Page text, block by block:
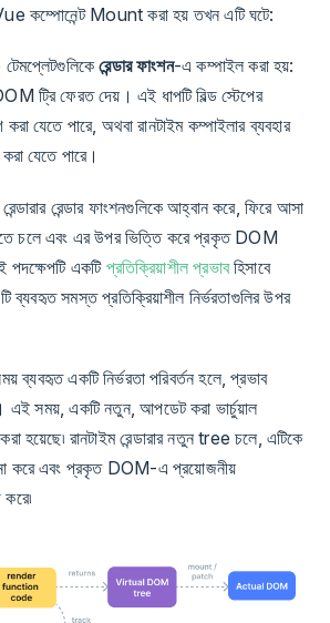
কম্পোনেন্ট Mount করা হয় তখন এটি ঘটে:
রেন্ডার ফাংশন-এ কম্পাইল করা হয়:
ট্রি ফেরত দেয়। এই ধাপটি বিল্ড স্টেপের
যেতে পারে, অথবা রানটাইম কম্পাইলার ব্যবহার
যেতে পারে।
রেন্ডার ফাংশনগুলিকে আহ্বান করে, ফিরে আসা
চলে এবং এর উপর ভিত্তি করে প্রকৃত DOM
একটি প্রতিক্রিয়াশীল প্রভাবহিসাবে
ব্যবহৃত সমস্ত প্রতিক্রিয়াশীল নির্ভরতাগুলির উপর
ব্যবহৃত একটি নির্ভরতা পরিবর্তন হলে, প্রভাব
এই সময়, একটি নতুন, আপডেট করা ভার্চুয়াল
হয়েছে৷ রানটাইম রেন্ডারার নতুন tree চলে, এটিকে
করে এবং প্রকৃত DOM-এ প্রয়োজনীয়